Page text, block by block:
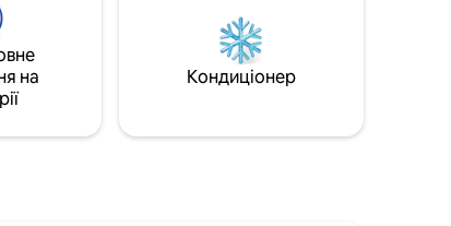
дитячим парком на вулиці, пішохідними
стежками та спільним місцем для
барбекю. Безкоштовна приватна крита
парковка, смарт-телевізор та Wi-Fi.
на
Кондиціонер